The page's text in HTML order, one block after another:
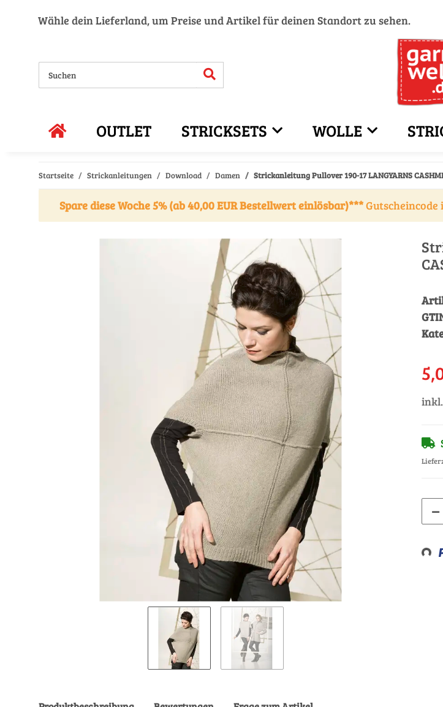
Wähle dein Lieferland, um Preise und Artikel für deinen Standort zu sehen.
OUTLET STRICKSETS WOLLE
Startseite Strickanleitungen Download Damen Strickanleitung Pullover 190-17 LANGYARNS
Spare diese Woche 5% (ab 40,00 EUR Bestellwert einlösbar)***Gutscheincode
inkl.